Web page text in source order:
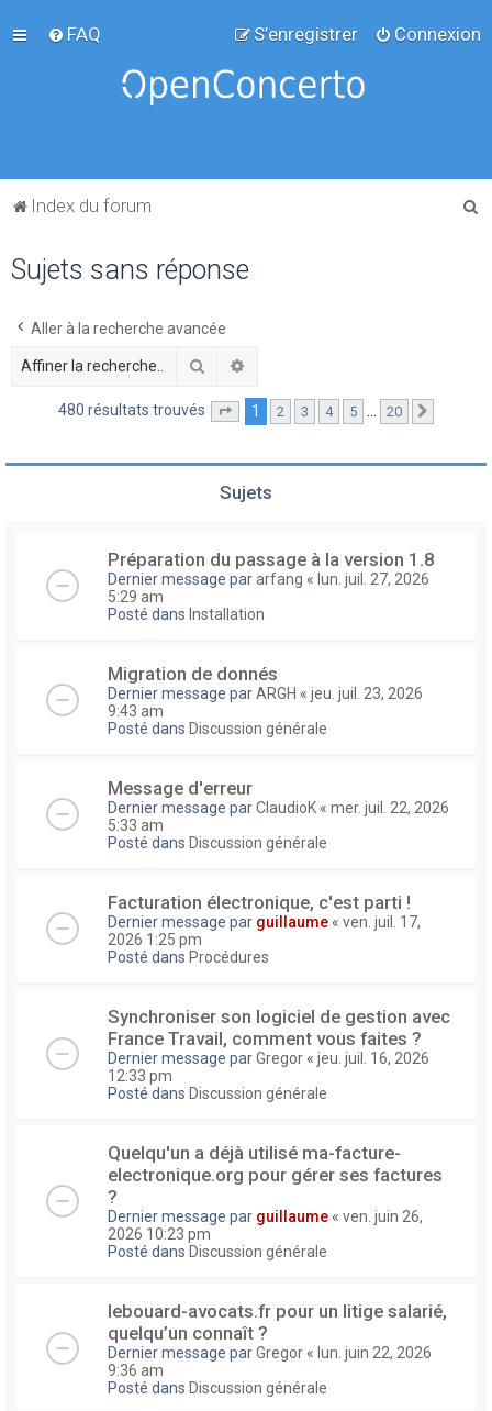
FAQ Connexion
S’enregistrer
Index du forum
Sujets sans réponse
Aller à la recherche avancée
Rechercher
480 résultats trouvés Page sur20
1 2 3 4 5 … 20
Sujets
Préparation du passage à la version 1.8
Dernier message pararfang « lun. juil. 27, 2026
5:29 am
Posté dans Installation
Migration de donnés
Dernier message parARGH « jeu. juil. 23, 2026
9:43 am
Posté dans Discussion générale
Message d'erreur
Dernier message parClaudioK « mer. juil. 22, 2026
5:33 am
Posté dans Discussion générale
Facturation électronique, c'est parti !
Dernier message par guillaume « ven. juil. 17,
2026 1:25 pm
Posté dans Procédures
Synchroniser son logiciel de gestion avec
France Travail, comment vous faites ?
Dernier message parGregor « jeu. juil. 16, 2026
12:33 pm
Posté dans Discussion générale
Quelqu'un a déjà utilisé ma-facture-
electronique.org pour gérer ses factures
?
Dernier message par guillaume « ven. juin 26,
2026 10:23 pm
Posté dans Discussion générale
lebouard-avocats.fr pour un litige salarié,
quelqu’un connaît ?
Dernier message parGregor « lun. juin 22, 2026
9:36 am
Posté dans Discussion générale